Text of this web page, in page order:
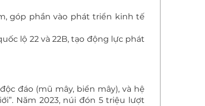
góp phần vào phát triển kinh tế
lộ 22 và 22B, tạo động lực phát
đáo (mũ mây, biển mây), và hệ
Năm 2023, núi đón 5 triệu lượt